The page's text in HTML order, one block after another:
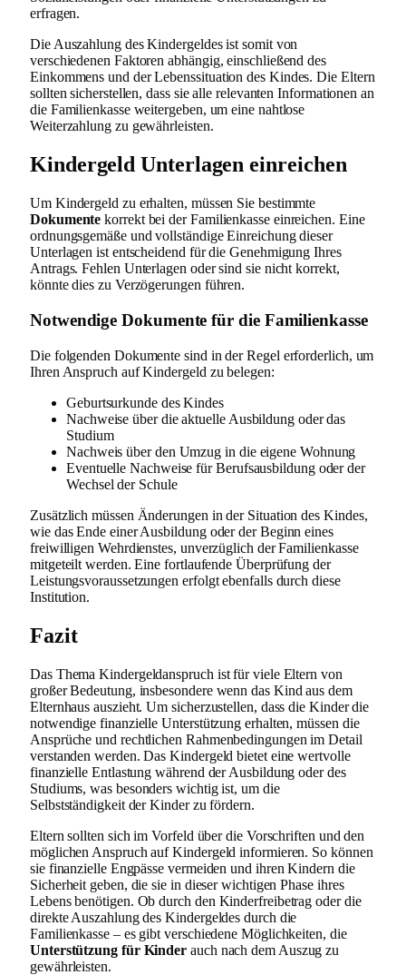
erfragen.
Die Auszahlung des Kindergeldes ist somit von
verschiedenen Faktoren abhängig, einschließend des
Einkommens und der Lebenssituation des Kindes. Die Eltern
sollten sicherstellen, dass sie alle relevanten Informationen an
die Familienkasse weitergeben, um eine nahtlose
Weiterzahlung zu gewährleisten.
Kindergeld Unterlagen einreichen
Um Kindergeld zu erhalten, müssen Sie bestimmte
Dokumente korrekt bei der Familienkasse einreichen. Eine
ordnungsgemäße und vollständige Einreichung dieser
Unterlagen ist entscheidend für die Genehmigung Ihres
Antrags. Fehlen Unterlagen oder sind sie nicht korrekt,
könnte dies zu Verzögerungen führen.
Notwendige Dokumente für die Familienkasse
Die folgenden Dokumente sind in der Regel erforderlich, um
Ihren Anspruch auf Kindergeld zu belegen:
Geburtsurkunde des Kindes
Nachweise über die aktuelle Ausbildung oder das
Studium
Nachweis über den Umzug in die eigene Wohnung
Eventuelle Nachweise für Berufsausbildung oder der
Wechsel der Schule
Zusätzlich müssen Änderungen in der Situation des Kindes,
wie das Ende einer Ausbildung oder der Beginn eines
freiwilligen Wehrdienstes, unverzüglich der Familienkasse
mitgeteilt werden. Eine fortlaufende Überprüfung der
Leistungsvoraussetzungen erfolgt ebenfalls durch diese
Institution.
Fazit
Das Thema Kindergeldanspruch ist für viele Eltern von
großer Bedeutung, insbesondere wenn das Kind aus dem
Elternhaus auszieht. Um sicherzustellen, dass die Kinder die
notwendige finanzielle Unterstützung erhalten, müssen die
Ansprüche und rechtlichen Rahmenbedingungen im Detail
verstanden werden. Das Kindergeld bietet eine wertvolle
finanzielle Entlastung während der Ausbildung oder des
Studiums, was besonders wichtig ist, um die
Selbstständigkeit der Kinder zu fördern.
Eltern sollten sich im Vorfeld über die Vorschriften und den
möglichen Anspruch auf Kindergeld informieren. So können
sie finanzielle Engpässe vermeiden und ihren Kindern die
Sicherheit geben, die sie in dieser wichtigen Phase ihres
Lebens benötigen. Ob durch den Kinderfreibetrag oder die
direkte Auszahlung des Kindergeldes durch die
Familienkasse – es gibt verschiedene Möglichkeiten, die
Unterstützung für Kinder auch nach dem Auszug zu
gewährleisten.